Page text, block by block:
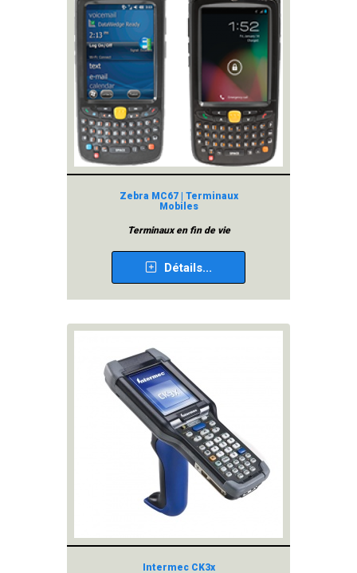
Zebra MC67 | Terminaux
Mobiles
Terminaux en fin de vie
Détails...
Intermec CK3x